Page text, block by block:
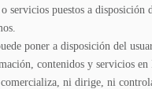
servicios puestos a
poner a disposición del
contenidos y servicios
ni dirige, ni